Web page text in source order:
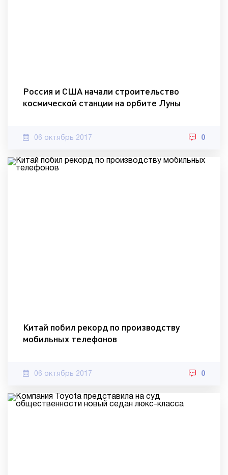
Россия и США начали строительство
космической станции на орбите Луны
06 октябрь 2017 0
Китай побил рекорд по производству
мобильных телефонов
06 октябрь 2017 0